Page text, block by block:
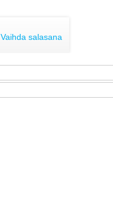
Vaihda salasana